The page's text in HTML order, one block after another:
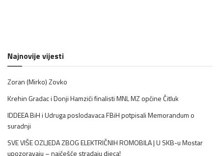
Najnovije vijesti
Zoran (Mirko) Zovko
Krehin Gradac i Donji Hamzići finalisti MNL MZ općine Čitluk
IDDEEA BiH i Udruga poslodavaca FBiH potpisali Memorandum o
suradnji
SVE VIŠE OZLJEDA ZBOG ELEKTRIČNIH ROMOBILA | U SKB-u Mostar
upozoravaju – najčešće stradaju djeca!